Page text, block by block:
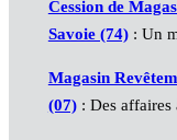
Cession de
Savoie (74): Un
Magasin
(07): Des affaires